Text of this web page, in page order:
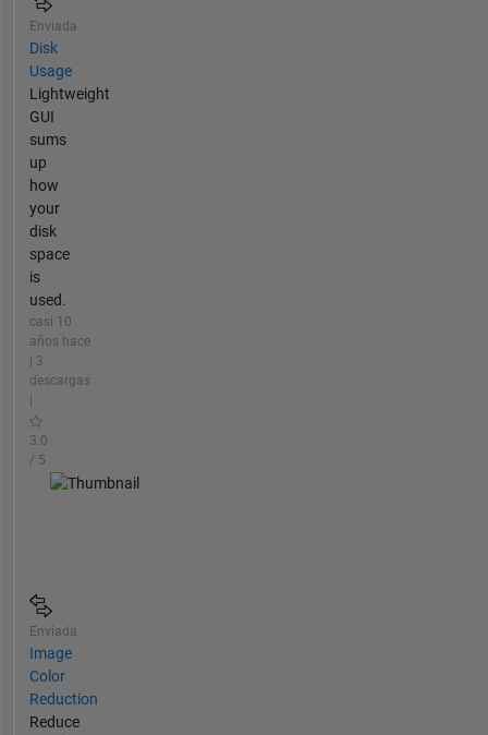
Enviada
Disk
Usage
Lightweight
GUI
sums
up
how
your
disk
space
is
used.
casi 10
años hace
| 3
descargas
3.0
/ 5
Enviada
Image
Color
Reduction
Reduce